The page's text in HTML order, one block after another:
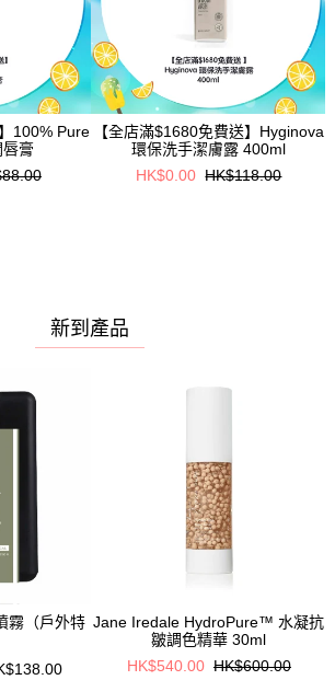
100% Pure
唇膏
【全店滿$1680免費送】Hyginova
環保洗手潔膚露 400ml
HK$0.00 HK$118.00
新到產品
霧（戶外特 Jane Iredale HydroPure™ 水凝抗
皺調色精華 30ml
HK$540.00 HK$600.00